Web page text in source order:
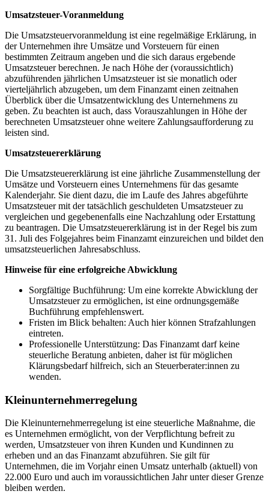
Umsatzsteuer-Voranmeldung
Die Umsatzsteuervoranmeldung ist eine regelmäßige Erklärung, in
der Unternehmen ihre Umsätze und Vorsteuern für einen
bestimmten Zeitraum angeben und die sich daraus ergebende
Umsatzsteuer berechnen. Je nach Höhe der (voraussichtlich)
abzuführenden jährlichen Umsatzsteuer ist sie monatlich oder
vierteljährlich abzugeben, um dem Finanzamt einen zeitnahen
Überblick über die Umsatzentwicklung des Unternehmens zu
geben. Zu beachten ist auch, dass Vorauszahlungen in Höhe der
berechneten Umsatzsteuer ohne weitere Zahlungsaufforderung zu
leisten sind.
Umsatzsteuererklärung
Die Umsatzsteuererklärung ist eine jährliche Zusammenstellung der
Umsätze und Vorsteuern eines Unternehmens für das gesamte
Kalenderjahr. Sie dient dazu, die im Laufe des Jahres abgeführte
Umsatzsteuer mit der tatsächlich geschuldeten Umsatzsteuer zu
vergleichen und gegebenenfalls eine Nachzahlung oder Erstattung
zu beantragen. Die Umsatzsteuererklärung ist in der Regel bis zum
31. Juli des Folgejahres beim Finanzamt einzureichen und bildet den
umsatzsteuerlichen Jahresabschluss.
Hinweise für eine erfolgreiche Abwicklung
Sorgfältige Buchführung: Um eine korrekte Abwicklung der
Umsatzsteuer zu ermöglichen, ist eine ordnungsgemäße
Buchführung empfehlenswert.
Fristen im Blick behalten: Auch hier können Strafzahlungen
eintreten.
Professionelle Unterstützung: Das Finanzamt darf keine
steuerliche Beratung anbieten, daher ist für möglichen
Klärungsbedarf hilfreich, sich an Steuerberater:innen zu
wenden.
Kleinunternehmerregelung
Die Kleinunternehmerregelung ist eine steuerliche Maßnahme, die
es Unternehmen ermöglicht, von der Verpflichtung befreit zu
werden, Umsatzsteuer von ihren Kunden und Kundinnen zu
erheben und an das Finanzamt abzuführen. Sie gilt für
Unternehmen, die im Vorjahr einen Umsatz unterhalb (aktuell) von
22.000 Euro und auch im voraussichtlichen Jahr unter dieser Grenze
bleiben werden.